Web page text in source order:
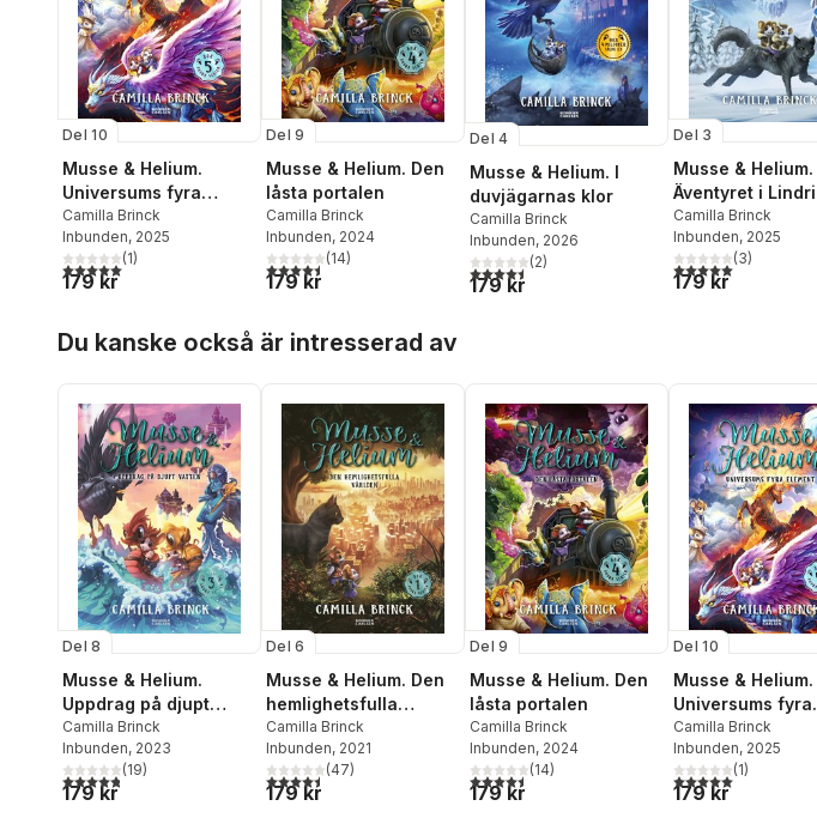
Del 10
Musse & Helium.
Universums fyra
element
Camilla Brinck
Inbunden, 2025
5,0utav 5 stjärnor. Totalt antal röster:
(1)
179 kr
Del 9
Musse & Helium. Den
låsta portalen
Camilla Brinck
Inbunden, 2024
4,5utav 5 stjärnor. Totalt antal röster:
(14)
179 kr
Del 4
Musse & Helium. I
duvjägarnas klor
Camilla Brinck
Inbunden, 2026
4,5utav 5 stjärnor. Totalt antal röster:
(2)
179 kr
Del 3
Musse & Helium.
Äventyret i
Camilla Brinck
Inbunden, 2025
5,0utav 5 stjärnor.
(3)
179 kr
Du kanske också är intresserad av
Del 8
Musse & Helium.
Uppdrag på djupt
vatten
Camilla Brinck
Inbunden, 2023
4,8utav 5 stjärnor. Totalt antal röster:
(19)
179 kr
Del 6
Musse & Helium. Den
hemlighetsfulla
världen
Camilla Brinck
Inbunden, 2021
4,5utav 5 stjärnor. Totalt antal röster:
(47)
179 kr
Del 9
Musse & Helium. Den
låsta portalen
Camilla Brinck
Inbunden, 2024
4,5utav 5 stjärnor. Totalt antal röster:
(14)
179 kr
Del 10
Musse & Helium.
Universums fyra
element
Camilla Brinck
Inbunden, 2025
5,0utav 5 stjärnor.
(1)
179 kr